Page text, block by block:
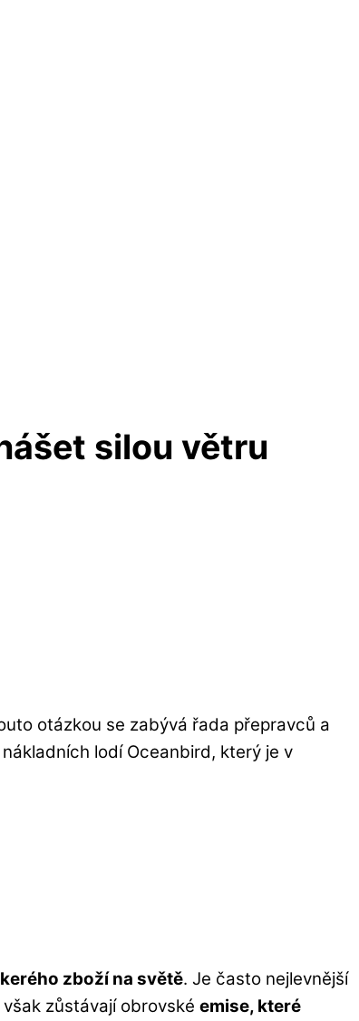
silou větru
otázkou se zabývá řada přepravců a
lodí Oceanbird, který je v
zboží na světě. Je často nejlevnější
zůstávají obrovské emise, které